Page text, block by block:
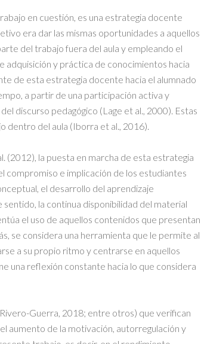
en cuestión, es una estrategia docente
era dar las mismas oportunidades a aquellos
del trabajo fuera del aula y empleando el
y práctica de conocimientos hacia
de esta estrategia docente hacia el alumnado
a partir de una participación activa y
discurso pedagógico (Lage et al., 2000). Estas
dentro del aula (Iborra et al., 2016).
(2012), la puesta en marcha de esta estrategia
compromiso e implicación de los estudiantes
el desarrollo del aprendizaje
la continua disponibilidad del material
el uso de aquellos contenidos que presentan
se considera una herramienta que le permite al
a su propio ritmo y centrarse en aquellos
una reflexión constante hacia lo que considera
Guerra, 2018; entre otros) que verifican
aumento de la motivación, autorregulación y